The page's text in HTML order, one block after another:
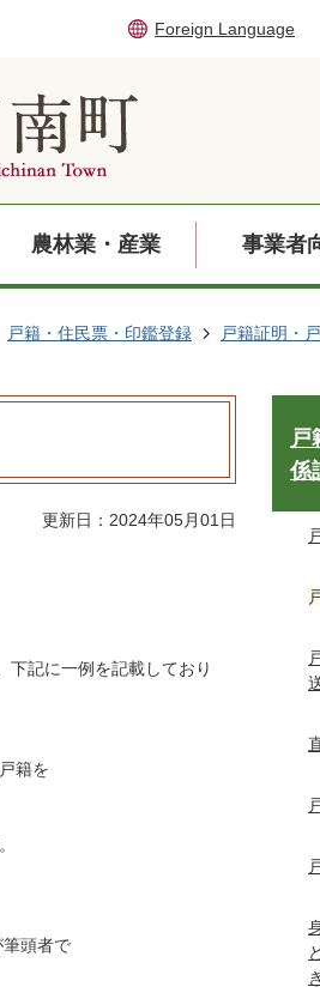
Foreign Language
農林業・産業 事業者
戸籍・住民票・印鑑登録
戸籍証明・
更新日：2024年05月01日
下記に一例を記載しており
籍を
頭者で
戸
係